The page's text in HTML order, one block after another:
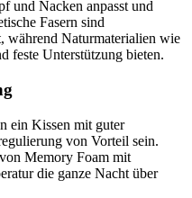
und Nacken anpasst und
Fasern sind
während Naturmaterialien wie
feste Unterstützung bieten.
ein Kissen mit guter
von Vorteil sein.
Memory Foam mit
die ganze Nacht über